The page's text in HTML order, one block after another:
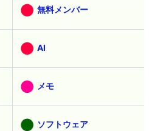
無料メンバー
AI
メモ
ソフトウェア